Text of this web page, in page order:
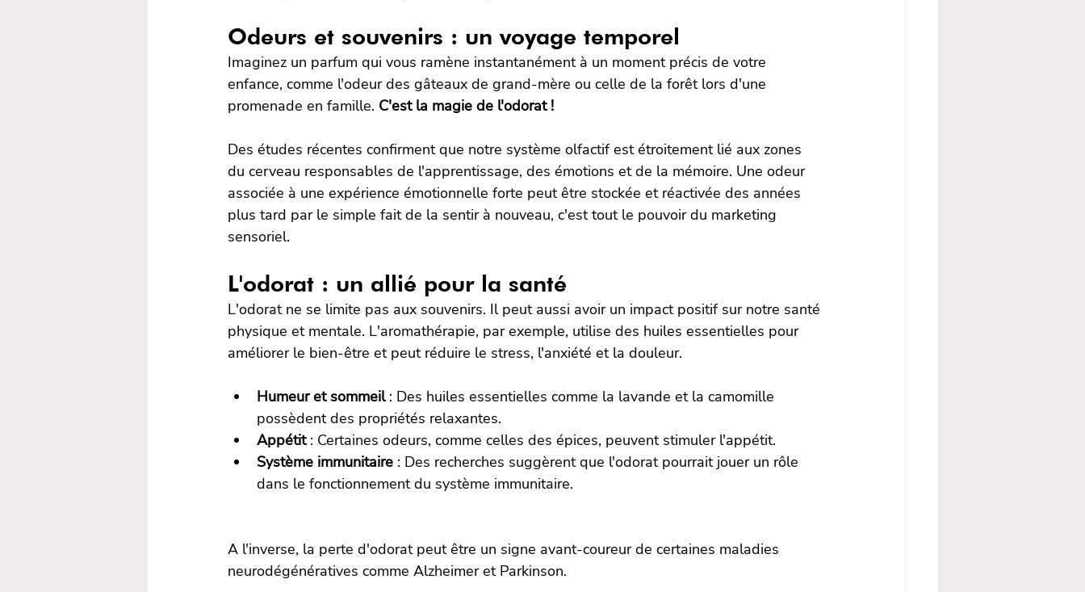
Odeurs et souvenirs : un voyage temporel
Imaginez un parfum qui vous ramène instantanément à un moment précis de votre
enfance, comme l'odeur des gâteaux de grand-mère ou celle de la forêt lors d'une
promenade en famille. C'est la magie de l'odorat !
Des études récentes confirment que notre système olfactif est étroitement lié aux zones
du cerveau responsables de l'apprentissage, des émotions et de la mémoire. Une odeur
associée à une expérience émotionnelle forte peut être stockée et réactivée des années
plus tard par le simple fait de la sentir à nouveau, c'est tout le pouvoir du marketing
sensoriel.
L'odorat : un allié pour la santé
L'odorat ne se limite pas aux souvenirs. Il peut aussi avoir un impact positif sur notre santé
physique et mentale. L'aromathérapie, par exemple, utilise des huiles essentielles pour
améliorer le bien-être et peut réduire le stress, l'anxiété et la douleur.
Humeur et sommeil : Des huiles essentielles comme la lavande et la camomille
possèdent des propriétés relaxantes.
Appétit : Certaines odeurs, comme celles des épices, peuvent stimuler l'appétit.
Système immunitaire : Des recherches suggèrent que l'odorat pourrait jouer un rôle
dans le fonctionnement du système immunitaire.
A l'inverse, la perte d'odorat peut être un signe avant-coureur de certaines maladies
neurodégénératives comme Alzheimer et Parkinson.